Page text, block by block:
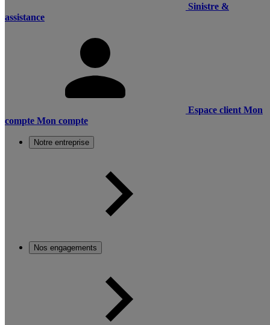
Sinistre &
assistance
Espace client Mon
compte Mon compte
Notre entreprise
Nos engagements